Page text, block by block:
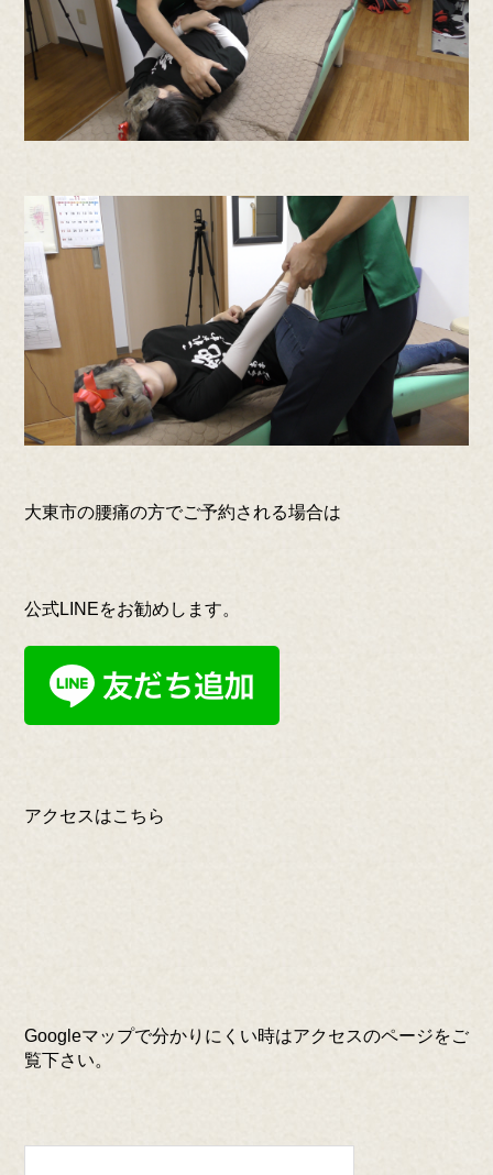
大東市の腰痛の方でご予約される場合は
公式LINEをお勧めします。
アクセスはこちら
Googleマップで分かりにくい時はアクセスのページをご
覧下さい。